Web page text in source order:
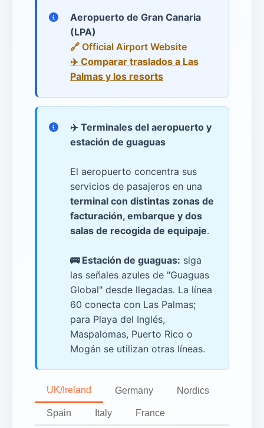
Aeropuerto de Gran Canaria
(LPA)
🔗 Official Airport Website
✈️ Comparar traslados a Las
Palmas y los resorts
✈️ Terminales del aeropuerto y
estación de guaguas
El aeropuerto concentra sus
servicios de pasajeros en una
terminal con distintas zonas de
facturación, embarque y dos
salas de recogida de equipaje.
🚌 Estación de guaguas: siga
las señales azules de "Guaguas
Global" desde llegadas. La línea
60 conecta con Las Palmas;
para Playa del Inglés,
Maspalomas, Puerto Rico o
Mogán se utilizan otras líneas.
UK/Ireland Germany Nordics
Spain Italy France